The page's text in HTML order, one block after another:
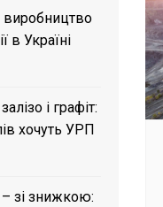
виробництво
в Україні
і графіт:
хочуть УРП
– зі знижкою: